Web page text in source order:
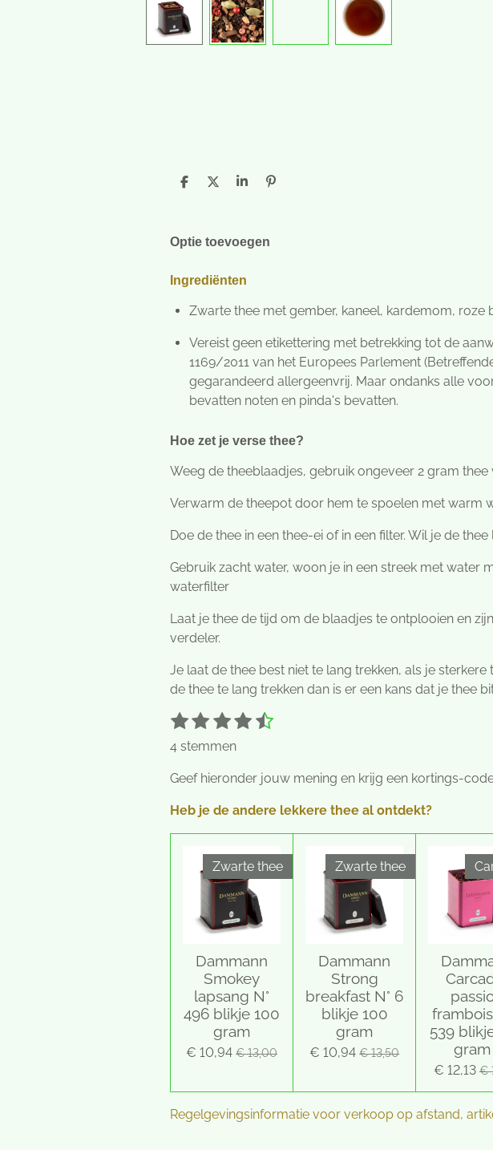
D
n
D
S
e
P
Optie toevoegen
Ingrediënten
Zwarte thee met gember, kaneel, kardemom, roze
Vereist geen etikettering met betrekking tot de
1169/2011 van het Europees Parlement
gegarandeerd allergeenvrij. Maar ondanks alle
bevatten noten en pinda's bevatten.
Hoe zet je verse thee?
Weeg de theeblaadjes, gebruik ongeveer 2 gram
Verwarm de theepot door hem te spoelen met warm
Doe de thee in een thee-ei of in een filter. Wil je de
Gebruik zacht water, woon je in een streek met water
waterfilter
Laat je thee de tijd om de blaadjes te ontplooien en
verdeler.
Je laat de thee best niet te lang trekken, als je
de thee te lang trekken dan is er een kans dat je thee
R
a
i
g
:
1
s
t
e
2
s
e
r
e
3
s
e
r
e
n
4
s
e
r
e
n
5
e
r
e
n
S
m
n
4 stemmen
Geef hieronder jouw mening en krijg een kortings-
Heb je de andere lekkere thee al ontdekt?
Zwarte thee
Dammann
Smokey
lapsang N°
496 blikje 100
gram
€ 10,94 € 13,00
Zwarte thee
Dammann
Strong
breakfast N° 6
blikje 100
gram
€ 10,94 € 13,50
539
€ 12,13 €
Regelgevingsinformatie voor verkoop op afstand,